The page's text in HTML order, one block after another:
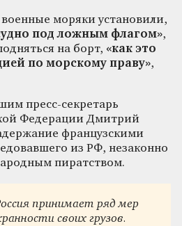
моряки установили,
под ложным флагом»,
на борт, «как это
по морскому праву»,
пресс-секретарь
Федерации Дмитрий
французскими
из РФ, незаконно
пиратством.
принимает ряд мер
своих грузов.